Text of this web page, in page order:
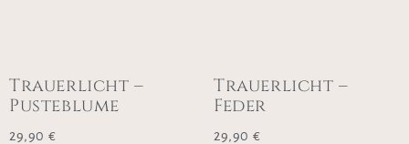
Trauerlicht –
Pusteblume
29,90 €
Trauerlicht –
Feder
29,90 €